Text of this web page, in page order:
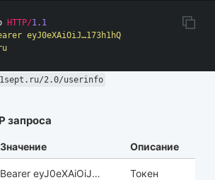
HTTP/1.1
eyJ0eXAiOiJ…173h1hQ
2.0/userinfo
запроса
Значение Описание
Bearer eyJ0eXAiOiJ…
Токен